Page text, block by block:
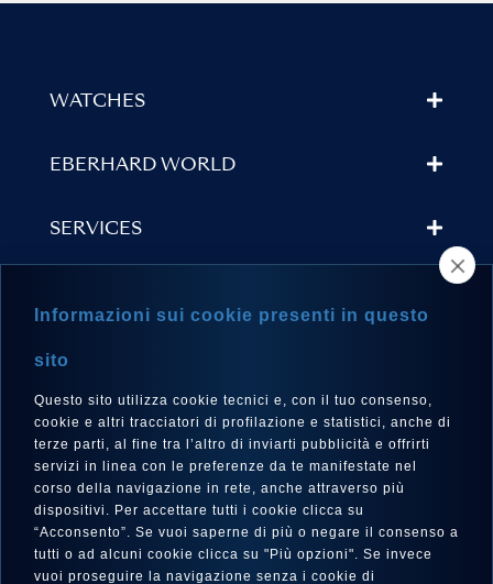
WATCHES
EBERHARD WORLD
SERVICES
LANGUAGE
English
Informazioni sui cookie presenti in questo
sito
Questo sito utilizza cookie tecnici e, con il tuo consenso,
cookie e altri tracciatori di profilazione e statistici, anche di
terze parti, al fine tra l’altro di inviarti pubblicità e offrirti
servizi in linea con le preferenze da te manifestate nel
corso della navigazione in rete, anche attraverso più
dispositivi. Per accettare tutti i cookie clicca su
“Acconsento”. Se vuoi saperne di più o negare il consenso a
tutti o ad alcuni cookie clicca su "Più opzioni". Se invece
vuoi proseguire la navigazione senza i cookie di